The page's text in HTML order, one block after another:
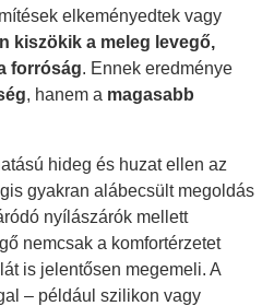
elkeményedtek vagy
kiszökik a meleg levegő,
forróság. Ennek eredménye
, hanem a magasabb
hideg és huzat ellen az
gyakran alábecsült megoldás
nyílászárók mellett
nemcsak a komfortérzetet
is jelentősen megemeli. A
– például szilikon vagy